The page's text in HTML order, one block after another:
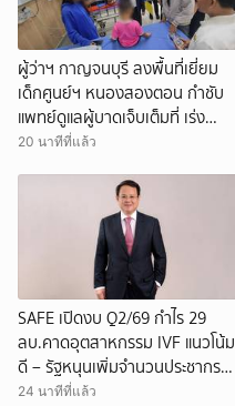
ผู้ว่าฯ กาญจนบุรี ลงพื้นที่เยี่ยม
เด็กศูนย์ฯ หนองสองตอน กำชับ
แพทย์ดูแลผู้บาดเจ็บเต็มที่ เร่ง
เยียวยาครอบครัว
20 นาทีที่แล้ว
SAFE เปิดงบ Q2/69 กำไร 29
ลบ.คาดอุตสาหกรรม IVF แนวโน้ม
ดี – รัฐหนุนเพิ่มจำนวนประชากร
ลุยเจาะกลุ่มตลาด LGBTQ+
24 นาทีที่แล้ว